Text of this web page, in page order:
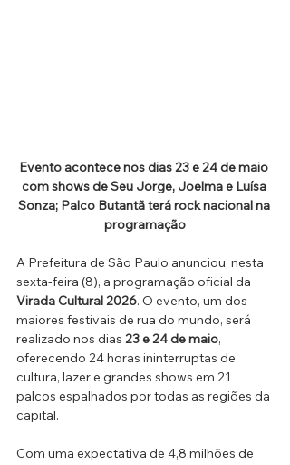
Evento acontece nos dias 23 e 24 de maio
com shows de Seu Jorge, Joelma e Luísa
Sonza; Palco Butantã terá rock nacional na
programação
A Prefeitura de São Paulo anunciou, nesta
sexta-feira (8), a programação oficial da
Virada Cultural 2026. O evento, um dos
maiores festivais de rua do mundo, será
realizado nos dias 23 e 24 de maio,
oferecendo 24 horas ininterruptas de
cultura, lazer e grandes shows em 21
palcos espalhados por todas as regiões da
capital.
Com uma expectativa de 4,8 milhões de